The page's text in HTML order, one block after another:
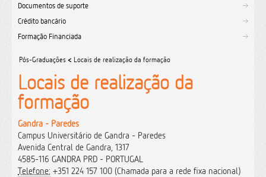
Documentos de suporte
Crédito bancário
Formação Financiada
Pós-Graduações < Locais de realização da formação
Locais de realização da
formação
Gandra - Paredes
Campus Universitário de Gandra - Paredes
Avenida Central de Gandra, 1317
4585-116 GANDRA PRD - PORTUGAL
Telefone: +351 224 157 100 (Chamada para a rede fixa nacional)